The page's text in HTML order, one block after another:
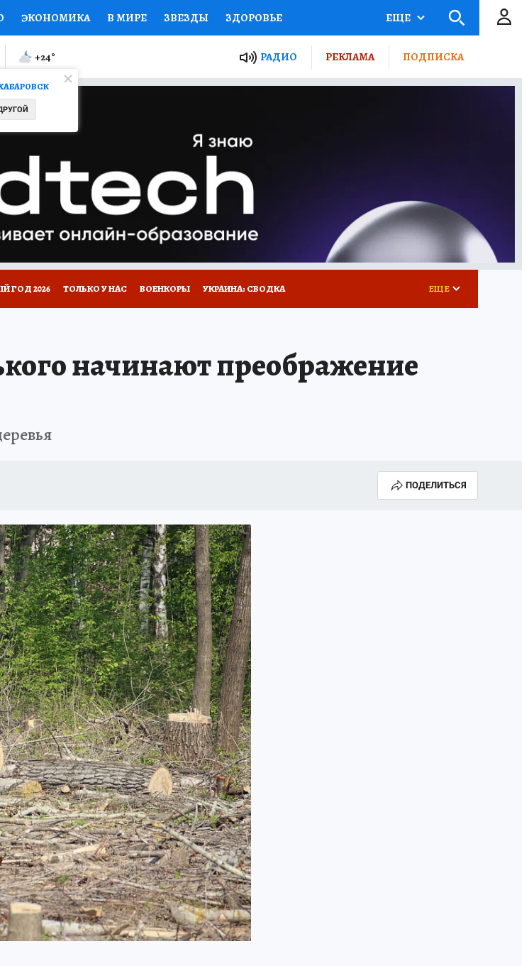
ЭКОНОМИКА В МИРЕ ЗВЕЗДЫ ЗДОРОВЬЕ
НАЦИОНАЛЬНЫЕ ПРОЕКТЫ РОССИИ
Я ЗНАЮ СЕМЬЯ ЖЕНСКИЕ СЕКРЕТЫ ПУТЕВОДИТЕЛЬ
КОНКУРСЫ РАБОТА У НАС
ЕЩЕ
+24° РАДИО РЕКЛАМА ПОДПИСКА
ГОД 2026 ТОЛЬКО У НАС ВОЕНКОРЫ УКРАИНА: СВОДКА
167 ЛЕТ ХАБАРОВСКУ ПРОИСШЕСТВИЯ «УРГАЛУГОЛЬ» - ЧЕСТЬ ПРОФЕССИИ АФИША
ЕЩЕ
начинают преображение
ПОДЕЛИТЬСЯ